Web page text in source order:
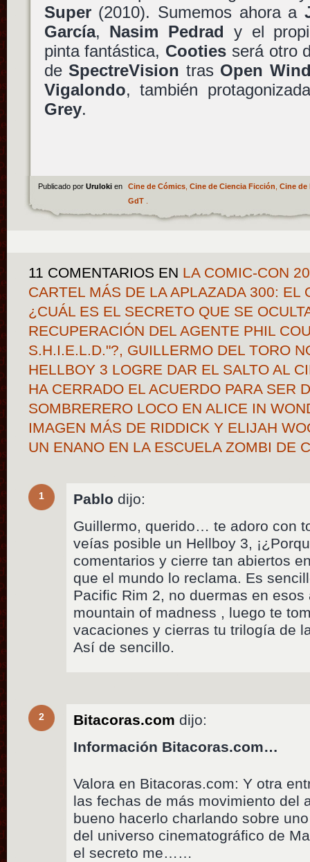
Super(2010). Sumemos ahora a
García, Nasim Pedrad y el
pinta fantástica, Cooties será otro
deSpectreVision tras Open
Vigalondo, también
Grey.
Publicado por Uruloki en Cine de Cómics, Cine de Ciencia Ficción Cine de
GdT.
11 COMENTARIOS EN LA COMIC-CON
CARTEL MÁS DE LA APLAZADA 300: EL
¿CUÁL ES EL SECRETO QUE SE
RECUPERACIÓN DEL AGENTE PHIL
S.H.I.E.L.D."?, GUILLERMO DEL TORO
HELLBOY 3 LOGRE DAR EL SALTO AL
HA CERRADO EL ACUERDO PARA SER
SOMBRERERO LOCO EN ALICE IN
IMAGEN MÁS DE RIDDICK Y ELIJAH
UN ENANO EN LA ESCUELA ZOMBI DE
1 Pablo dijo:
Guillermo, querido… te adoro con
veías posible un Hellboy 3,
comentarios y cierre tan abiertos
que el mundo lo reclama. Es
Pacific Rim 2, no duermas en esos
mountain of madness , luego te
vacaciones y cierras tu trilogía de
Así de sencillo.
2 Bitacoras.com dijo:
Información Bitacoras.com…
Valora en Bitacoras.com: Y otra
las fechas de más movimiento del
bueno hacerlo charlando sobre
del universo cinematográfico de
el secreto me……